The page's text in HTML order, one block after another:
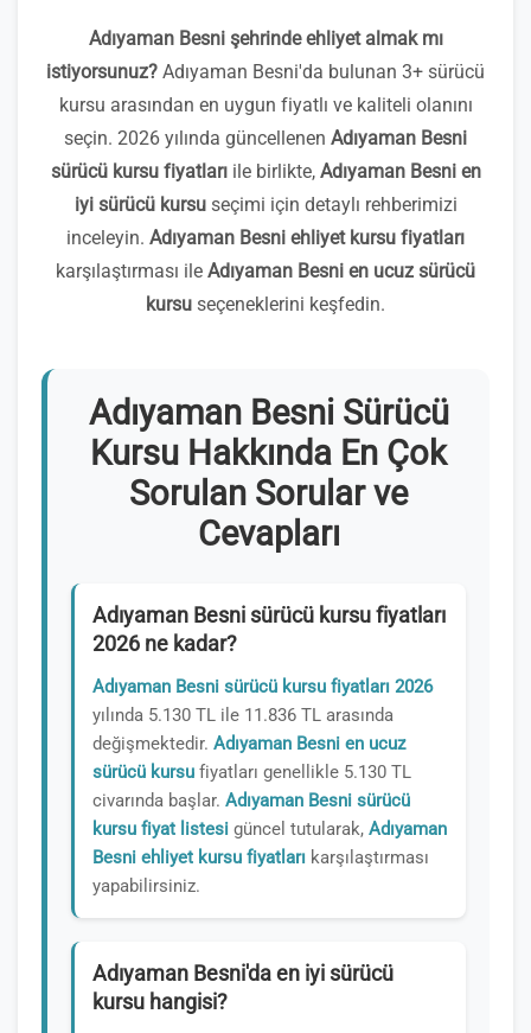
Adıyaman Besni şehrinde ehliyet almak mı
istiyorsunuz? Adıyaman Besni'da bulunan 3+ sürücü
kursu arasından en uygun fiyatlı ve kaliteli olanını
seçin. 2026 yılında güncellenen Adıyaman Besni
sürücü kursu fiyatlarıile birlikte, Adıyaman Besni en
iyi sürücü kursuseçimi için detaylı rehberimizi
inceleyin. Adıyaman Besni ehliyet kursu fiyatları
karşılaştırması ile Adıyaman Besni en ucuz sürücü
kursu seçeneklerini keşfedin.
Adıyaman Besni Sürücü
Kursu Hakkında En Çok
Sorulan Sorular ve
Cevapları
Adıyaman Besni sürücü kursu fiyatları
2026 ne kadar?
Adıyaman Besni sürücü kursu fiyatları 2026
yılında 5.130 TL ile 11.836 TL arasında
değişmektedir. Adıyaman Besni en ucuz
sürücü kursu fiyatları genellikle 5.130 TL
civarında başlar. Adıyaman Besni sürücü
kursu fiyat listesi güncel tutularak, Adıyaman
Besni ehliyet kursu fiyatları karşılaştırması
yapabilirsiniz.
Adıyaman Besni'da en iyi sürücü
kursu hangisi?